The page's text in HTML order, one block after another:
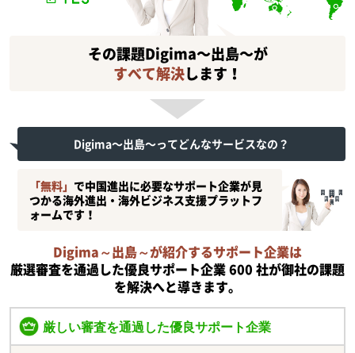
その課題Digima〜出島〜が
すべて解決します！
Digima〜出島〜ってどんなサービスなの？
「無料」 で中国進出に必要なサポート企業が見
つかる海外進出・海外ビジネス支援プラットフ
ォームです！
Digima～出島～が紹介するサポート企業は
厳選審査を通過した優良サポート企業 600 社が御社の課題
を解決へと導きます。
厳しい審査を通過した優良サポート企業